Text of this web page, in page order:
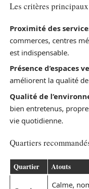
Les critères principaux
Proximité des
commerces, centres
est indispensable.
Présence d’espaces
améliorent la qualité
Qualité de
bien entretenus,
vie quotidienne.
Quartiers
Quartier Atouts
Calme,